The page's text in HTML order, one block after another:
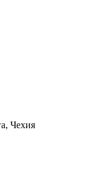
Чехия